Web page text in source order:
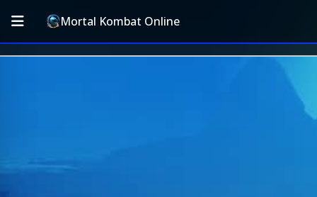
Mortal Kombat Online